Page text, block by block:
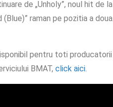
de „Unholy”, noul hit de
(Blue)” raman pe pozitia a
pentru toti
BMAT, click aici.